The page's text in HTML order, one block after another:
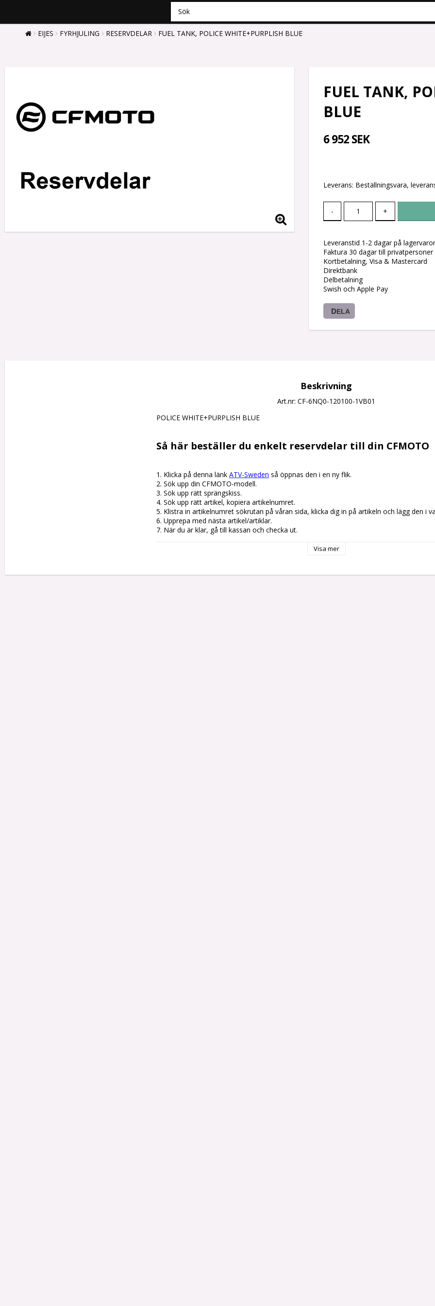
EIJES FYRHJULING RESERVDELAR FUEL TANK, POLICE WHITE+PURPLISH BLUE
FUEL TANK,
BLUE
6 952 SEK
Leverans: Beställningsvara,
- +
Leveranstid 1-2 dagar på lagervaror
Faktura 30 dagar till
Kortbetalning, Visa & Mastercard
Direktbank
Delbetalning
Swish och Apple Pay
DELA
Beskrivning
Art.nr: CF-6NQ0-120100-1VB01
POLICE WHITE+PURPLISH BLUE
Så här beställer du enkelt reservdelar till din CFMOTO
1. Klicka på denna länk ATV-Sweden så öppnas den i en ny flik.
2. Sök upp din CFMOTO-modell.
3. Sök upp rätt sprängskiss.
4. Sök upp rätt artikel, kopiera artikelnumret.
5. Klistra in artikelnumret sökrutan på våran sida, klicka dig in på artikeln och lägg den i
6. Upprepa med nästa artikel/artiklar.
7. När du är klar, gå till kassan och checka ut.
Visa mer